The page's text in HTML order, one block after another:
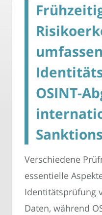
OSINT-
Verschiedene
essentielle
Identitätsprüfung
Daten, während